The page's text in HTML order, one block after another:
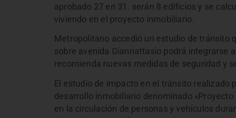
aprobado 27 en 31. serán 8 edificios y se
viviendo en el proyecto inmobiliario.
Metropolitano accedió un estudio de tránsito
sobre avenida Giannattasio podrá integrarse
recomienda nuevas medidas de seguridad y
El estudio de impacto en el tránsito realizado
desarrollo inmobiliario denominado
en la circulación de personas y vehículos